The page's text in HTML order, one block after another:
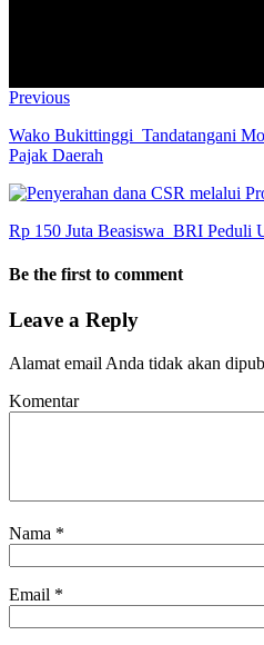
Previous
Wako Bukittinggi Tandatangani
Pajak Daerah
Rp 150 Juta Beasiswa BRI Peduli
Be the first to comment
Leave a Reply
Alamat email Anda tidak akan
Komentar
Nama *
Email *